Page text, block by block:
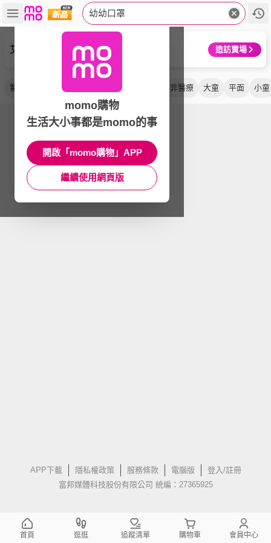
幼幼口罩
艾比百貨 造訪賣場
醫用 立體 高防護 非醫療 大童 平面 小童
APP下載 隱私權政策 服務條款 電腦版
登入/註冊
富邦媒體科技股份有限公司 統編：27365925
momo購物
生活大小事都是momo的事
開啟「momo購物」APP
繼續使用網頁版
首頁 逛逛 追蹤清單 購物車 會員中心